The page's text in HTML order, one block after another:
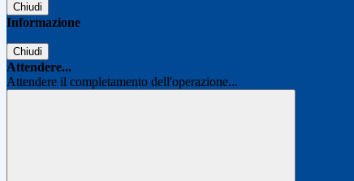
Chiudi
Informazione
Chiudi
Attendere...
Attendere il completamento dell'operazione...